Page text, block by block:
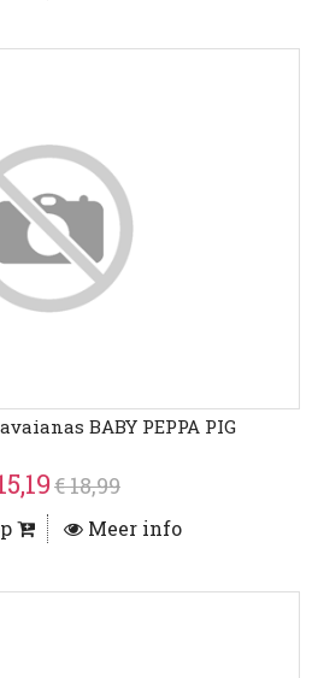
BABY PEPPA PIG
€ 18,99
Meer info